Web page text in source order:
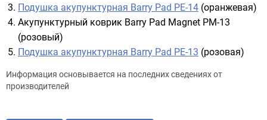
Подушка акупунктурная Barry Pad PE-14 (оранжевая)
Акупунктурный коврик Barry Pad Magnet PM-13
(розовый)
Подушка акупунктурная Barry Pad PE-13 (розовая)
Информация основывается на последних сведениях от
производителей